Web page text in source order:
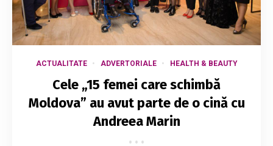
ACTUALITATE ADVERTORIALE HEALTH & BEAUTY
Cele „15 femei care schimbă
Moldova” au avut parte de o cină cu
Andreea Marin